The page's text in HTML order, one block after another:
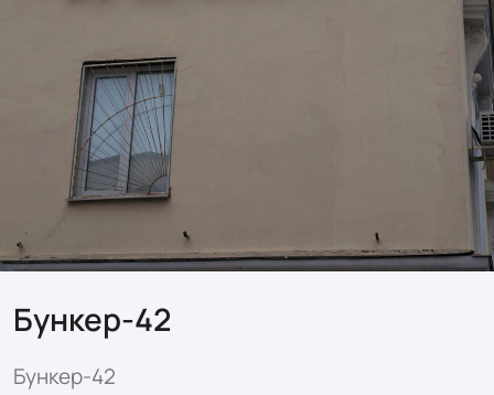
Бункер‑42
Бункер‑42